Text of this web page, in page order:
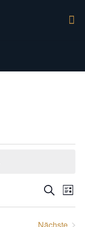
Suche
Suche
Liste